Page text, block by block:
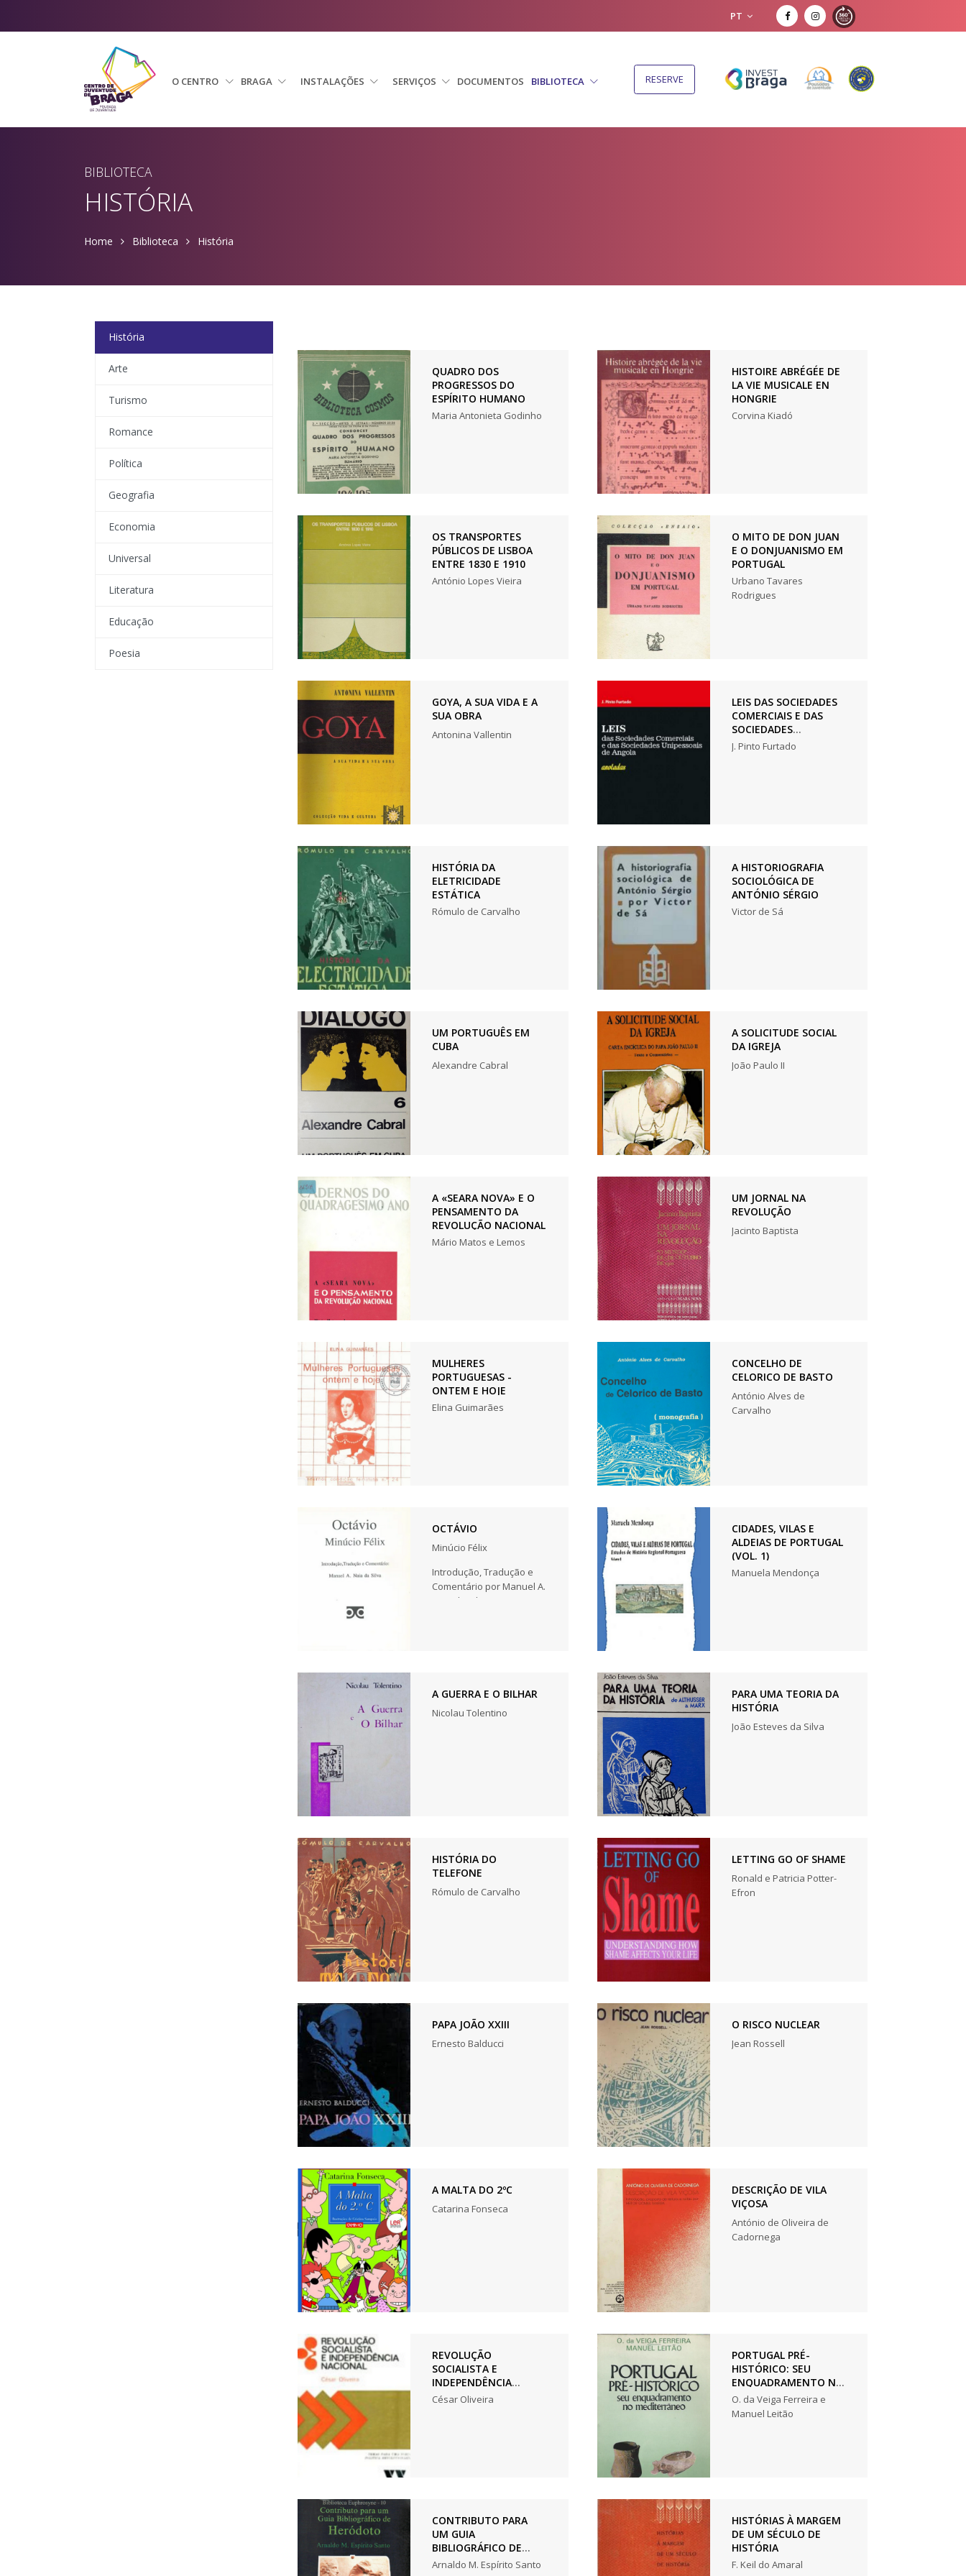
PT
O CENTRO BRAGA INSTALAÇÕES SERVIÇOS DOCUMENTOS BIBLIOTECA RESERVE
BIBLIOTECA
HISTÓRIA
Home Biblioteca História
História
Arte
Turismo
Romance
Política
Geografia
Economia
Universal
Literatura
Educação
Poesia
QUADRO DOS
PROGRESSOS DO
ESPÍRITO HUMANO
Maria Antonieta Godinho
HISTOIRE ABRÉGÉE DE
LA VIE MUSICALE EN
HONGRIE
Corvina Kiadó
OS TRANSPORTES
PÚBLICOS DE LISBOA
ENTRE 1830 E 1910
António Lopes Vieira
O MITO DE DON JUAN
E O DONJUANISMO EM
PORTUGAL
Urbano Tavares
Rodrigues
GOYA, A SUA VIDA E A
SUA OBRA
Antonina Vallentin
LEIS DAS SOCIEDADES
COMERCIAIS E DAS
SOCIEDADES
UNIPESSOAIS DE
ANGOLA
J. Pinto Furtado
HISTÓRIA DA
ELETRICIDADE
ESTÁTICA
Rómulo de Carvalho
A HISTORIOGRAFIA
SOCIOLÓGICA DE
ANTÓNIO SÉRGIO
Victor de Sá
UM PORTUGUÊS EM
CUBA
Alexandre Cabral
A SOLICITUDE SOCIAL
DA IGREJA
João Paulo II
A «SEARA NOVA» E O
PENSAMENTO DA
REVOLUÇÃO NACIONAL
Mário Matos e Lemos
UM JORNAL NA
REVOLUÇÃO
Jacinto Baptista
MULHERES
PORTUGUESAS -
ONTEM E HOJE
Elina Guimarães
CONCELHO DE
CELORICO DE BASTO
António Alves de
Carvalho
OCTÁVIO
Minúcio Félix
Introdução, Tradução e
Comentário por Manuel A.
Naia da Silva
CIDADES, VILAS E
ALDEIAS DE PORTUGAL
(VOL. 1)
Manuela Mendonça
A GUERRA E O BILHAR
Nicolau Tolentino
PARA UMA TEORIA DA
HISTÓRIA
João Esteves da Silva
HISTÓRIA DO
TELEFONE
Rómulo de Carvalho
LETTING GO OF SHAME
Ronald e Patricia Potter-
Efron
PAPA JOÃO XXIII
Ernesto Balducci
O RISCO NUCLEAR
Jean Rossell
A MALTA DO 2ºC
Catarina Fonseca
DESCRIÇÃO DE VILA
VIÇOSA
António de Oliveira de
Cadornega
REVOLUÇÃO
SOCIALISTA E
INDEPENDÊNCIA
NACIONAL
César Oliveira
PORTUGAL PRÉ-
HISTÓRICO: SEU
ENQUADRAMENTO NO
MEDITERRÂNIO
O. da Veiga Ferreira e
Manuel Leitão
CONTRIBUTO PARA
UM GUIA
BIBLIOGRÁFICO DE
HERÓDOTO
Arnaldo M. Espírito Santo
HISTÓRIAS À MARGEM
DE UM SÉCULO DE
HISTÓRIA
F. Keil do Amaral